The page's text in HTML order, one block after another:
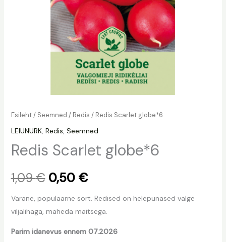
Esileht/ Seemned / Redis / Redis Scarlet globe*6
LEIUNURK, Redis, Seemned
Redis Scarlet globe*6
1,09€ 0,50 €
Varane, populaarne sort. Redised on helepunased valge
viljalihaga, maheda maitsega.
Parim idanevus ennem 07.2026